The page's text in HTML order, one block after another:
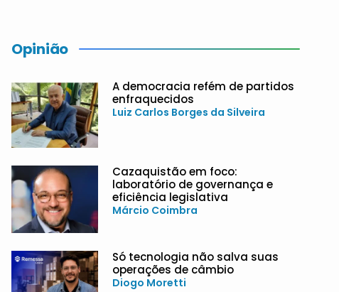
Opinião
A democracia refém de partidos
enfraquecidos
Luiz Carlos Borges da Silveira
Cazaquistão em foco:
laboratório de governança e
eficiência legislativa
Márcio Coimbra
Só tecnologia não salva suas
operações de câmbio
Diogo Moretti